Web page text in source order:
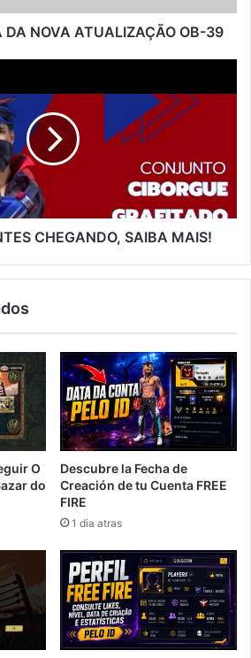
DA NOVA ATUALIZAÇÃO OB-39
CHEGANDO, SAIBA MAIS!
O
do
Descubre la Fecha de
Creación de tu Cuenta FREE
FIRE
1 dia atras